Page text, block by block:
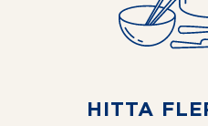
HITTA